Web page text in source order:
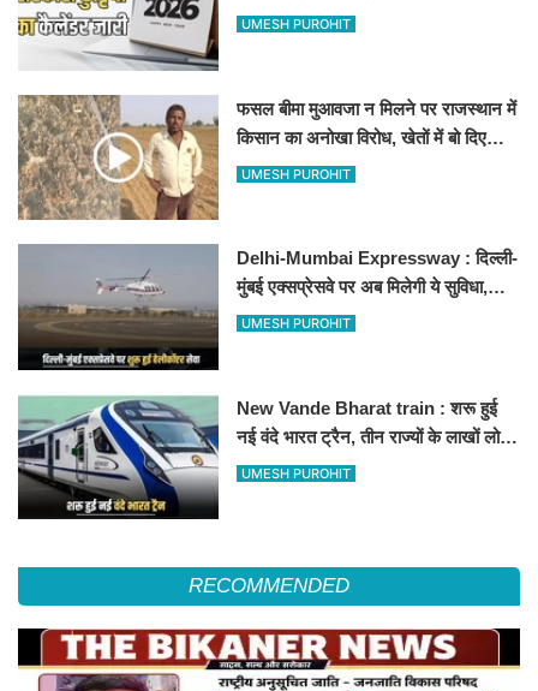
अवकाश, देखें
UMESH PUROHIT
फसल बीमा मुआवजा न मिलने पर राजस्थान में
किसान का अनोखा विरोध, खेतों में बो दिए
500-500 रुपए के नोट, वीडियो वायरल
UMESH PUROHIT
Delhi-Mumbai Expressway : दिल्ली-
मुंबई एक्सप्रेसवे पर अब मिलेगी ये सुविधा,
हेलीकॉप्टर सर्विस से तुरंत घायल पहुंचेगा
UMESH PUROHIT
New Vande Bharat train : शरू हुई
नई वंदे भारत ट्रैन, तीन राज्यों के लाखों लोगों
का सफर होगा आसान, देखें पूरा रूटमैप
UMESH PUROHIT
RECOMMENDED